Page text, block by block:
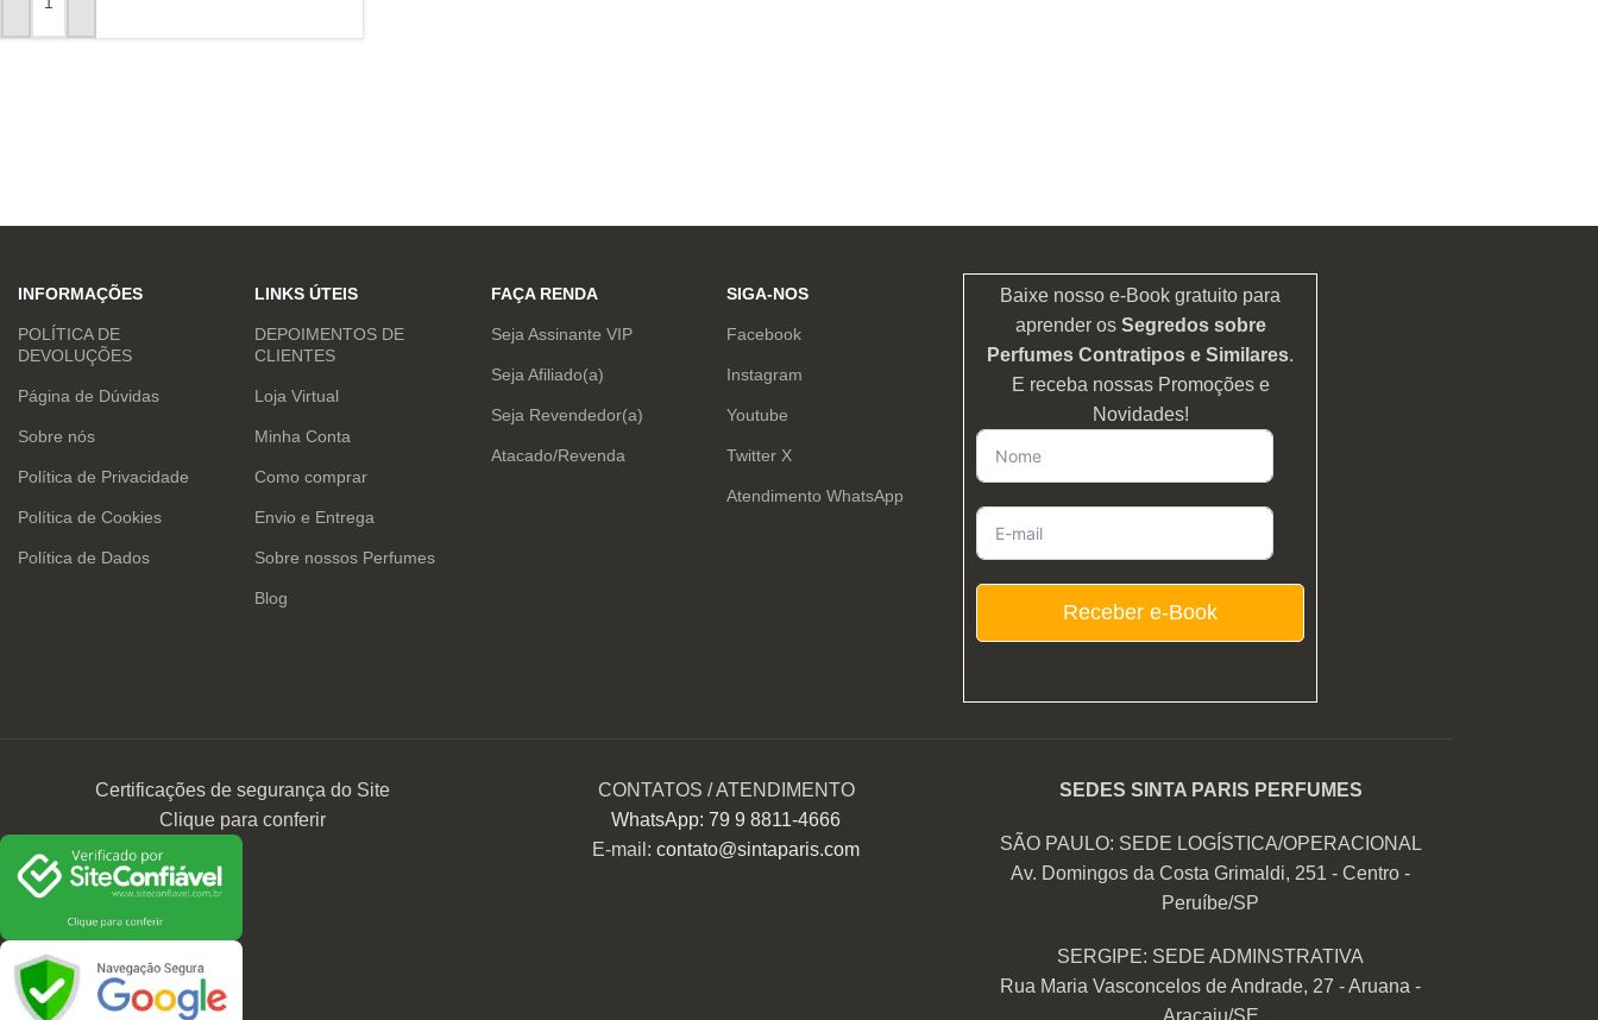
ADICIONAR AO CARRINHO
INFORMAÇÕES
POLÍTICA DE
DEVOLUÇÕES
Página de Dúvidas
Sobre nós
Política de Privacidade
Política de Cookies
Política de Dados
LINKS ÚTEIS
DEPOIMENTOS DE
CLIENTES
Loja Virtual
Minha Conta
Como comprar
Envio e Entrega
Sobre nossos Perfumes
Blog
FAÇA RENDA
Seja Assinante VIP
Seja Afiliado(a)
Seja Revendedor(a)
Atacado/Revenda
SIGA-NOS
Facebook
Instagram
Youtube
Twitter X
Atendimento WhatsApp
Baixe nosso e-Book gratuito para
aprender os Segredos sobre
Perfumes Contratipos e Similares.
E receba nossas Promoções e
Novidades!
Receber e-Book
Certificações de segurança do Site
Clique para conferir
CONTATOS / ATENDIMENTO
WhatsApp: 79 9 8811-4666
E-mail:contato@sintaparis.com
SEDES SINTA PARIS PERFUMES
SÃO PAULO: SEDE LOGÍSTICA/OPERACIONAL
Av. Domingos da Costa Grimaldi, 251 - Centro -
Peruíbe/SP
SERGIPE: SEDE ADMINSTRATIVA
Rua Maria Vasconcelos de Andrade, 27 - Aruana -
Aracaju/SE